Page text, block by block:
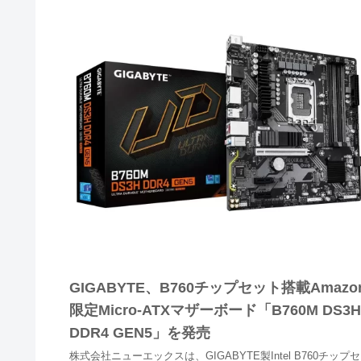
GIGABYTE、B760チップセット搭載
限定Micro-ATXマザーボード「B760M DS3H
DDR4 GEN5」を発売
株式会社ニューエックスは、GIGABYTE製Intel B760チップセ